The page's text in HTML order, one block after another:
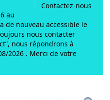
Contactez-nous
au
de nouveau accessible le
nous contacter
nous répondrons à
2026 . Merci de votre